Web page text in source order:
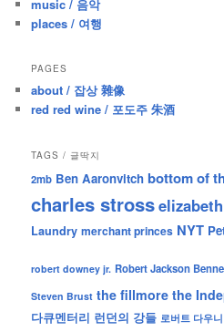
music / 음악
places / 여행
PAGES
about / 잡상 雜像
red red wine / 포도주 朱酒
TAGS / 글딱지
2mb Ben Aaronvitch bottom of
charles stross
Laundry merchant princes NYT
robert downey jr. Robert Jackson
Steven Brust the fillmore the
다큐멘터리 런던의 강들 로버트 다우